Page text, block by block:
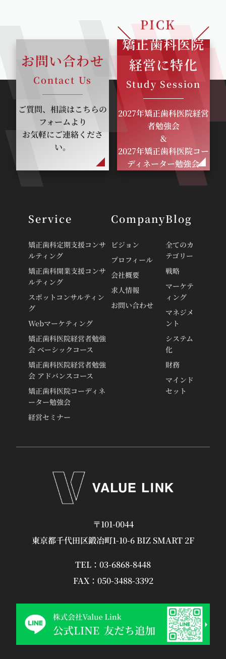
PICK
UP
矯正歯科医院
経営に特化
Study Session
2027年矯正歯科医院経営
者勉強会
＆
2027年矯正歯科医院コー
ディネーター勉強会
お問い合わせ
Contact Us
ご質問、相談はこちらの
フォームより
お気軽にご連絡くださ
い。
Service
矯正歯科定期支援コンサ
ルティング
矯正歯科開業支援コンサ
ルティング
スポットコンサルティン
グ
Webマーケティング
矯正歯科医院経営者勉強
会 ベーシックコース
矯正歯科医院経営者勉強
会 アドバンスコース
矯正歯科医院コーディネ
ーター勉強会
経営セミナー
Company
ビジョン
プロフィール
会社概要
求人情報
お問い合わせ
Blog
全てのカ
テゴリー
戦略
マーケテ
ィング
マネジメ
ント
システム
化
財務
マインド
セット
〒101-0044
東京都千代田区鍛冶町1-10-6 BIZ SMART 2F
TEL： 03-6868-8448
FAX：050-3488-3392